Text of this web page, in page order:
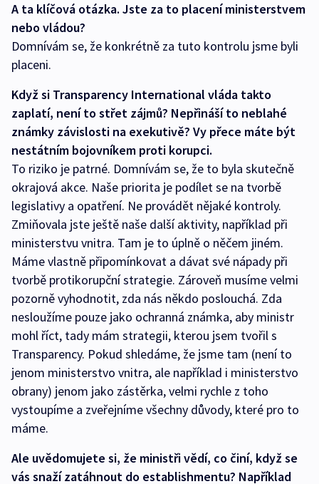
A ta klíčová otázka. Jste za to placení ministerstvem
nebo vládou?
Domnívám se, že konkrétně za tuto kontrolu jsme byli
placeni.
Když si Transparency International vláda takto
zaplatí, není to střet zájmů? Nepřináší to neblahé
známky závislosti na exekutivě? Vy přece máte být
nestátním bojovníkem proti korupci.
To riziko je patrné. Domnívám se, že to byla skutečně
okrajová akce. Naše priorita je podílet se na tvorbě
legislativy a opatření. Ne provádět nějaké kontroly.
Zmiňovala jste ještě naše další aktivity, například při
ministerstvu vnitra. Tam je to úplně o něčem jiném.
Máme vlastně připomínkovat a dávat své nápady při
tvorbě protikorupční strategie. Zároveň musíme velmi
pozorně vyhodnotit, zda nás někdo poslouchá. Zda
nesloužíme pouze jako ochranná známka, aby ministr
mohl říct, tady mám strategii, kterou jsem tvořil s
Transparency. Pokud shledáme, že jsme tam (není to
jenom ministerstvo vnitra, ale například i ministerstvo
obrany) jenom jako zástěrka, velmi rychle z toho
vystoupíme a zveřejníme všechny důvody, které pro to
máme.
Ale uvědomujete si, že ministři vědí, co činí, když se
vás snaží zatáhnout do establishmentu? Například